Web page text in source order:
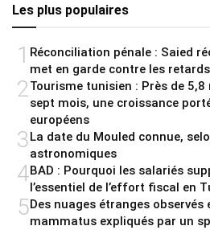
Les plus populaires
1 Réconciliation pénale : Saied
met en garde contre les retards
2Tourisme tunisien : Près de
sept mois, une croissance
européens
3La date du Mouled connue,
astronomiques
4BAD : Pourquoi les salariés
l’essentiel de l’effort fiscal en
5Des nuages étranges observés
mammatus expliqués par un